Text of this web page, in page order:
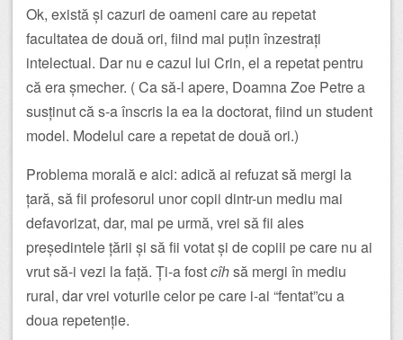
Ok, există și cazuri de oameni care au repetat
facultatea de două ori, fiind mai puțin înzestrați
intelectual. Dar nu e cazul lui Crin, el a repetat pentru
că era șmecher. ( Ca să-l apere, Doamna Zoe Petre a
susținut că s-a înscris la ea la doctorat, fiind un student
model. Modelul care a repetat de două ori.)
Problema morală e aici: adică ai refuzat să mergi la
țară, să fii profesorul unor copii dintr-un mediu mai
defavorizat, dar, mai pe urmă, vrei să fii ales
președintele țării și să fii votat și de copiii pe care nu ai
vrut să-i vezi la față. Ți-a fostcîhsă mergi în mediu
rural, dar vrei voturile celor pe care i-ai “fentat”cu a
doua repetenție.